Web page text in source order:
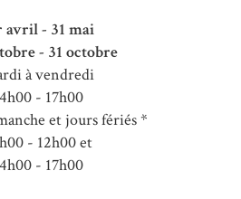
avril - 31 mai
- 31 octobre
à vendredi
- 17h00
et jours fériés *
- 12h00 et
- 17h00